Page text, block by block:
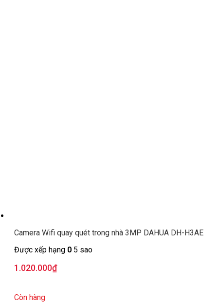
Camera Wifi quay quét trong nhà 3MP DAHUA DH-H3AE
Được xếp hạng 0 5 sao
1.020.000₫
Còn hàng